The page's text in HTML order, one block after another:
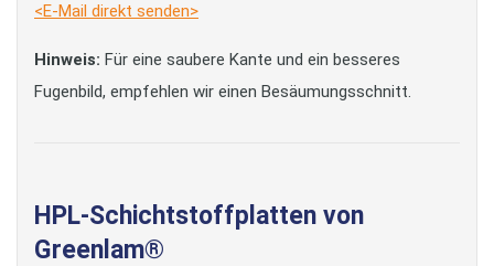
<E-Mail direkt senden>
Hinweis: Für eine saubere Kante und ein besseres
Fugenbild, empfehlen wir einen Besäumungsschnitt.
HPL-Schichtstoffplatten von
Greenlam®